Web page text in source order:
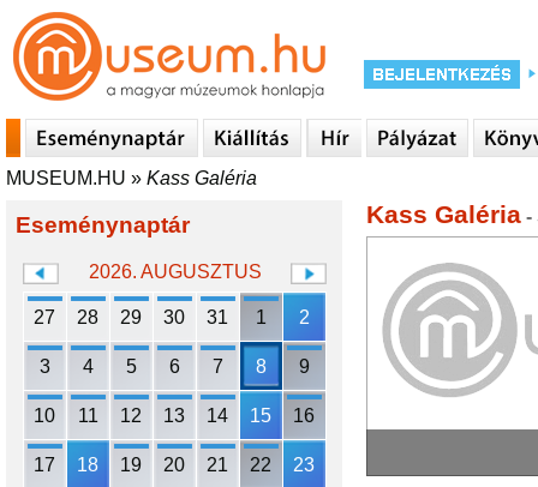
MUSEUM.HU » Kass Galéria
Eseménynaptár
2026. AUGUSZTUS
27 28 29 30 31 1 2
3 4 5 6 7 8 9
10 11 12 13 14 15 16
17 18 19 20 21 22 23
Kass Galéria -